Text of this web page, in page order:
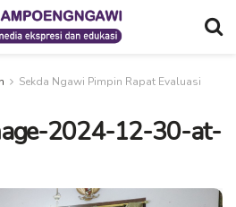
Sekda Ngawi Pimpin Rapat Evaluasi
2024-12-30-at-